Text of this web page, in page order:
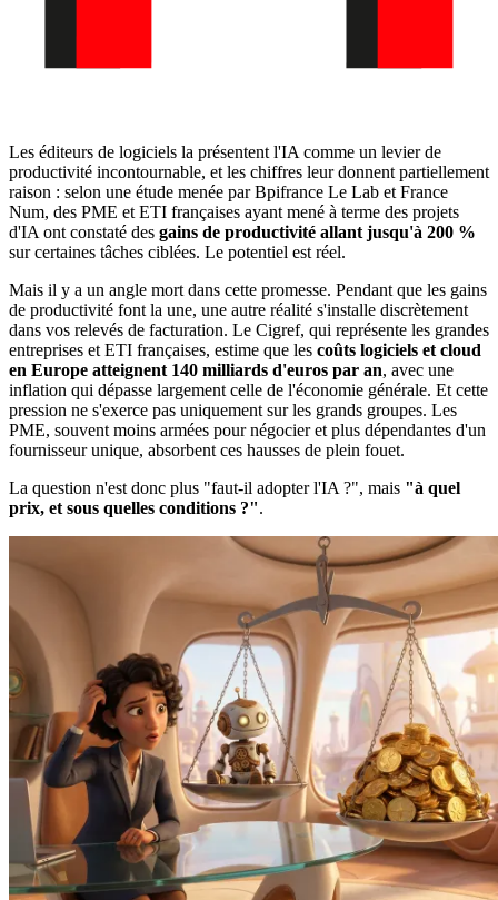
Les éditeurs de logiciels la présentent l'IA comme un levier de
productivité incontournable, et les chiffres leur donnent partiellement
raison : selon une étude menée par Bpifrance Le Lab et France
Num, des PME et ETI françaises ayant mené à terme des projets
d'IA ont constaté des gains de productivité allant jusqu'à 200 %
sur certaines tâches ciblées. Le potentiel est réel.
Mais il y a un angle mort dans cette promesse. Pendant que les gains
de productivité font la une, une autre réalité s'installe discrètement
dans vos relevés de facturation. Le Cigref, qui représente les grandes
entreprises et ETI françaises, estime que les coûts logiciels et cloud
en Europe atteignent 140 milliards d'euros par an, avec une
inflation qui dépasse largement celle de l'économie générale. Et cette
pression ne s'exerce pas uniquement sur les grands groupes. Les
PME, souvent moins armées pour négocier et plus dépendantes d'un
fournisseur unique, absorbent ces hausses de plein fouet.
La question n'est donc plus "faut-il adopter l'IA ?", mais "à quel
prix, et sous quelles conditions ?".